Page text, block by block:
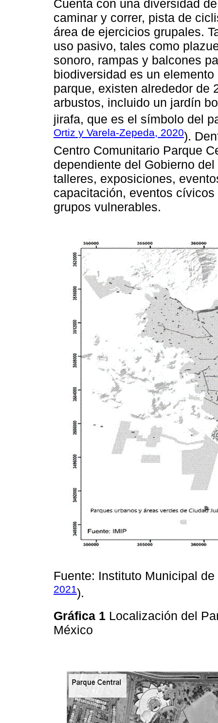
Cuenta con una diversidad
caminar y correr, pista de
área de ejercicios grupales.
uso pasivo, tales como
sonoro, rampas y balcones
biodiversidad es un
parque, existen alrededor de
arbustos, incluido un jardín
jirafa, que es el símbolo del
Ortiz y Varela-Zepeda, 2020).
Centro Comunitario Parque
dependiente del Gobierno
talleres, exposiciones,
capacitación, eventos
grupos vulnerables.
Fuente: Instituto Municipal
2021).
Gráfica 1 Localización del
México